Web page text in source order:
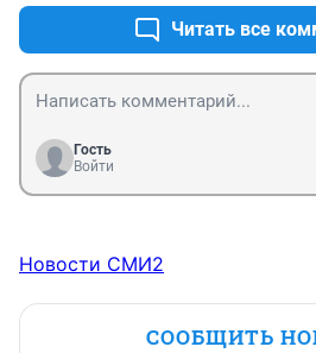
Читать все
Гость
Войти
Новости СМИ2
СООБЩИТЬ